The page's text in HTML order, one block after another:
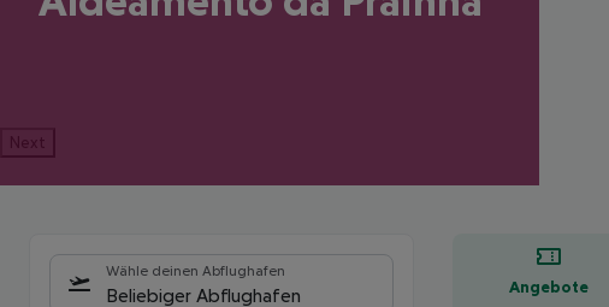
Next
Wähle deinen Abflughafen
Beliebiger Abflughafen Angebote